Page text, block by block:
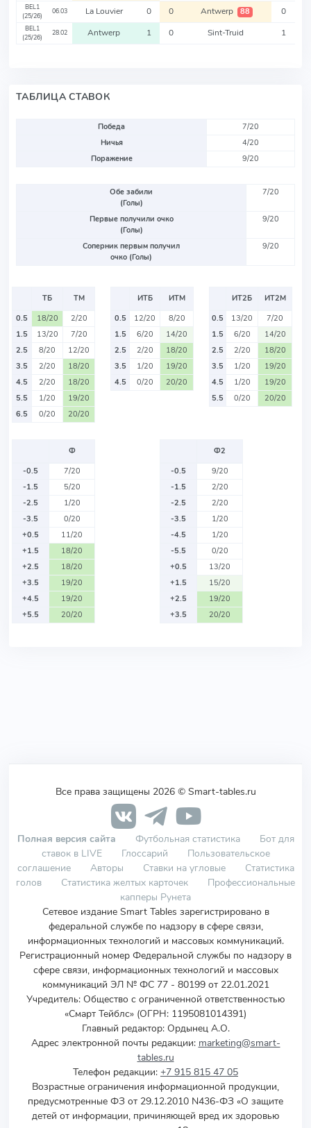
BEL1
(25/26)
06.03 La Louvier 0 0 Antwerp 88 0
BEL1
(25/26)
28.02 Antwerp 1 0 Sint-Truid 1
ТАБЛИЦА СТАВОК
Победа
7/20
Ничья
4/20
Поражение
9/20
Обе забили
(Голы)
7/20
Первые получили очко
(Голы)
9/20
Соперник первым получил
очко (Голы)
9/20
ТБ
ТМ
0.5
18/20
2/20
1.5
13/20
7/20
2.5
8/20
12/20
3.5
2/20
18/20
4.5
2/20
18/20
5.5
1/20
19/20
6.5
0/20 20/20
ИТБ
ИТМ
0.5
12/20
8/20
1.5
6/20
14/20
2.5
2/20
18/20
3.5
1/20
19/20
4.5
0/20 20/20
ИТ2Б
ИТ2М
0.5
13/20
7/20
1.5
6/20
14/20
2.5
2/20
18/20
3.5
1/20
19/20
4.5
1/20
19/20
5.5
0/20 20/20
Ф
-0.5
7/20
-1.5
5/20
-2.5
1/20
-3.5
0/20
+0.5
11/20
+1.5
18/20
+2.5
18/20
+3.5
19/20
+4.5
19/20
+5.5
20/20
Ф2
-0.5
9/20
-1.5
2/20
-2.5
2/20
-3.5
1/20
-4.5
1/20
-5.5
0/20
+0.5
13/20
+1.5
15/20
+2.5
19/20
+3.5
20/20
Все права защищены 2026 © Smart-tables.ru
Полная версия сайта Футбольная статистика
Бот для
ставок в LIVE
Глоссарий
Пользовательское
соглашение
Авторы Ставки на угловые
Статистика
голов
Статистика желтых карточек
Профессиональные
капперы Рунета
Сетевое издание Smart Tables зарегистрировано в
федеральной службе по надзору в сфере связи,
информационных технологий и массовых коммуникаций.
Регистрационный номер Федеральной службы по надзору в
сфере связи, информационных технологий и массовых
коммуникаций ЭЛ № ФС 77 - 80199 от 22.01.2021
Учредитель: Общество с ограниченной ответственностью
«Смарт Тейблс» (ОГРН: 1195081014391)
Главный редактор: Ордынец А.О.
Адрес электронной почты редакции: marketing@smart-
tables.ru
Телефон редакции: +7 915 815 47 05
Возрастные ограничения информационной продукции,
предусмотренные ФЗ от 29.12.2010 N436-ФЗ «О защите
детей от информации, причиняющей вред их здоровью